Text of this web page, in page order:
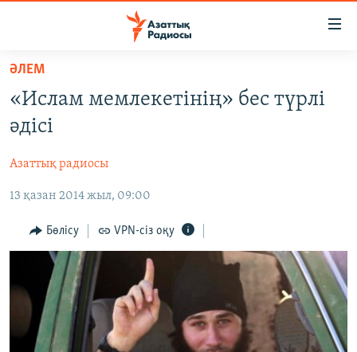
Skip
main
content
to
Navigation
ҚАҢТАР ОҚИҒАСЫ
АДАМ ҚҰҚЫҚТАРЫ
ӘЛЕУМЕТ
ӘЛЕМ
АРНАЙЫ ЖОБАЛАР
Русский
ӘЛЕМ
«Ислам мемлекетінің» бес түрлі
әдісі
Азаттық радиосы
13 қазан 2014 жыл, 09:00
Бөлісу VPN-сіз оқу